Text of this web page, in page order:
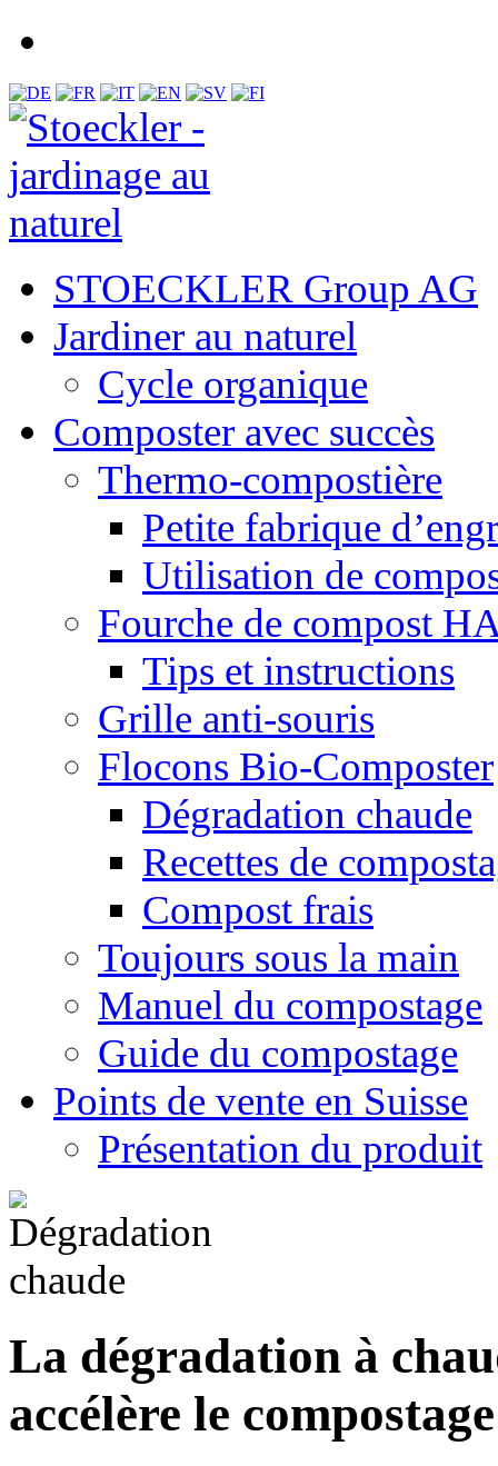
STOECKLER Group AG
Jardiner au naturel
Cycle organique
Composter avec succès
Thermo-compostière
Petite fabrique
Utilisation de
Fourche de compost
Tips et instructions
Grille anti-souris
Flocons Bio-Composter
Dégradation chaude
Recettes de
Compost frais
Toujours sous la main
Manuel du compostage
Guide du compostage
Points de vente en Suisse
Présentation du produit
La dégradation à
accélère le compostage